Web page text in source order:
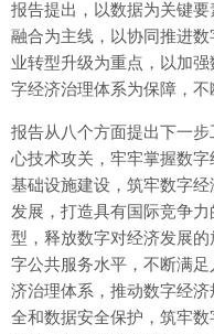
报告提出，以数据为关键
融合为主线，以协同推进
业转型升级为重点，以加
字经济治理体系为保障，不
报告从八个方面提出下一
心技术攻关，牢牢掌握数
基础设施建设，筑牢数字
发展，打造具有国际竞争
型，释放数字对经济发展
字公共服务水平，不断满
济治理体系，推动数字经
全和数据安全保护，筑牢